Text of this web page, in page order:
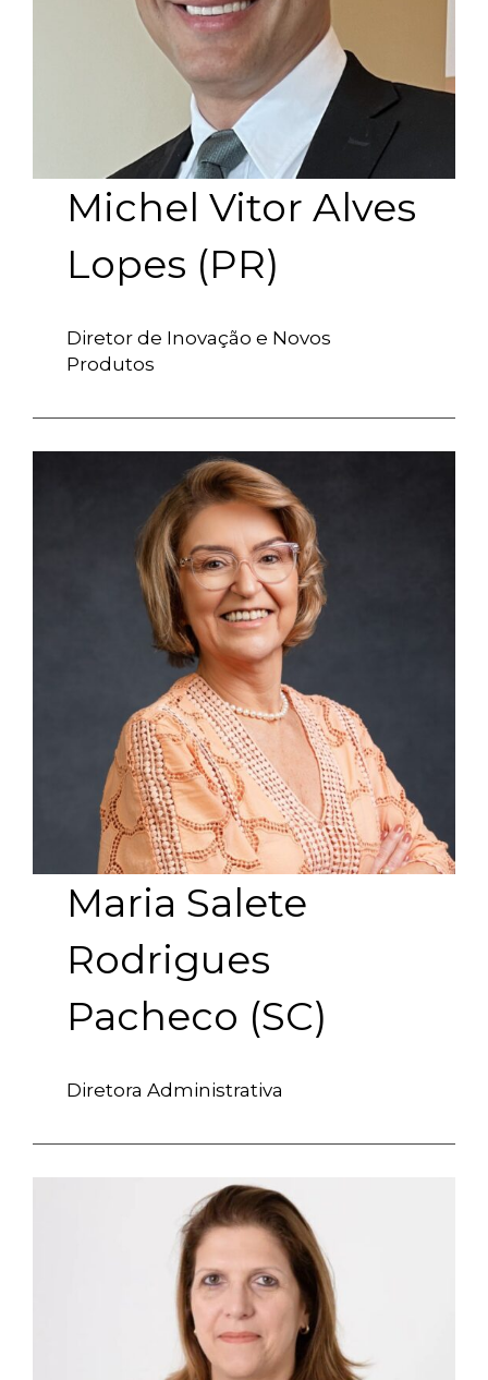
Michel Vitor Alves
Lopes (PR)
Diretor de Inovação e Novos
Produtos
Maria Salete
Rodrigues
Pacheco (SC)
Diretora Administrativa